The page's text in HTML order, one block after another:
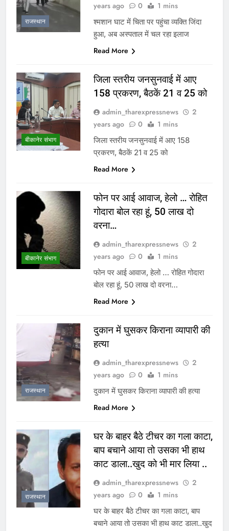
राजस्थान
years ago 0 1 mins
श्मशान घाट में चिता पर पहुंचा व्यक्ति जिंदा
हुआ, अब अस्पताल में चल रहा इलाज
Read More
बीकानेर संभाग
जिला स्तरीय जनसुनवाई में आए
158 प्रकरण, बैठकें 21 व 25 को
admin_tharexpressnews
2
years ago
0 1 mins
जिला स्तरीय जनसुनवाई में आए 158
प्रकरण, बैठकें 21 व 25 को
Read More
बीकानेर संभाग
फोन पर आई आवाज, हेलो … रोहित
गोदारा बोल रहा हूं, 50 लाख दो
वरना…
admin_tharexpressnews
2
years ago
0 1 mins
फोन पर आई आवाज, हेलो … रोहित गोदारा
बोल रहा हूं, 50 लाख दो वरना…
Read More
राजस्थान
दुकान में घुसकर किराना व्यापारी की
हत्या
admin_tharexpressnews
2
years ago
0 1 mins
दुकान में घुसकर किराना व्यापारी की हत्या
Read More
राजस्थान
घर के बाहर बैठे टीचर का गला काटा,
बाप बचाने आया तो उसका भी हाथ
काट डाला..खुद को भी मार लिया ..
admin_tharexpressnews
2
years ago
0 1 mins
घर के बाहर बैठे टीचर का गला काटा, बाप
बचाने आया तो उसका भी हाथ काट डाला..खुद